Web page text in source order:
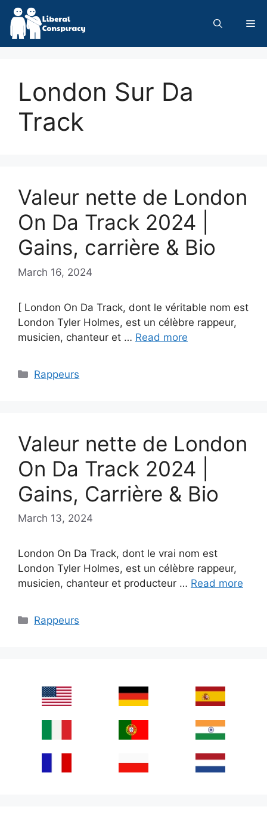
Skip
content
London Sur Da
Track
Valeur nette de London
On Da Track 2024 |
Gains, carrière & Bio
March 16, 2024
[ London On Da Track, dont le véritable nom est
London Tyler Holmes, est un célèbre rappeur,
musicien, chanteur et … Read more
Categories
Rappeurs
Valeur nette de London
On Da Track 2024 |
Gains, Carrière & Bio
March 13, 2024
London On Da Track, dont le vrai nom est
London Tyler Holmes, est un célèbre rappeur,
musicien, chanteur et producteur … Read more
Categories
Rappeurs